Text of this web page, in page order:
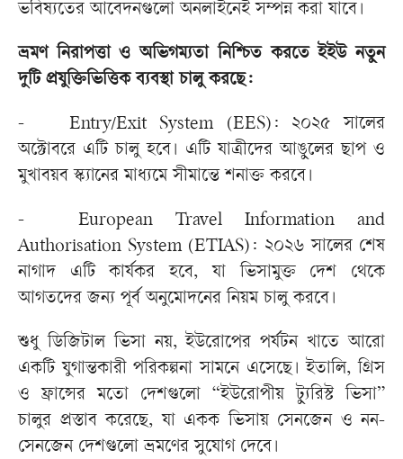
ভবিষ্যতের আবেদনগুলো অনলাইনেই সম্পন্ন করা যাবে।
ভ্রমণ নিরাপত্তা ও অভিগম্যতা নিশ্চিত করতে ইইউ নতুন
দুটি প্রযুক্তিভিত্তিক ব্যবস্থা চালু করছে:
-
Entry/Exit System (EES): ২০২৫ সালের
অক্টোবরে এটি চালু হবে। এটি যাত্রীদের আঙুলের ছাপ ও
মুখাবয়ব স্ক্যানের মাধ্যমে সীমান্তে শনাক্ত করবে।
-
European Travel Information and
Authorisation System (ETIAS): ২০২৬ সালের শেষ
নাগাদ এটি কার্যকর হবে, যা ভিসামুক্ত দেশ থেকে
আগতদের জন্য পূর্ব অনুমোদনের নিয়ম চালু করবে।
শুধু ডিজিটাল ভিসা নয়, ইউরোপের পর্যটন খাতে আরো
একটি যুগান্তকারী পরিকল্পনা সামনে এসেছে। ইতালি, গ্রিস
ও ফ্রান্সের মতো দেশগুলো “ইউরোপীয় ট্যুরিস্ট ভিসা”
চালুর প্রস্তাব করেছে, যা একক ভিসায় সেনজেন ও নন-
সেনজেন দেশগুলো ভ্রমণের সুযোগ দেবে।